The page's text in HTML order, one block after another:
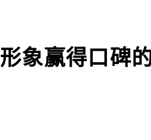
象赢得口碑